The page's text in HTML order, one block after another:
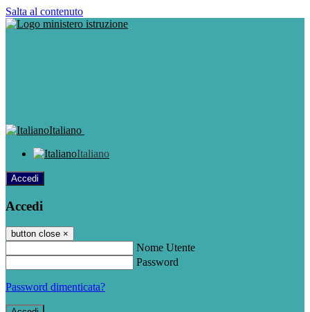
Salta al contenuto
Italiano
Italiano
Accedi
Accedi
button close ×
Nome Utente
Password
Password dimenticata?